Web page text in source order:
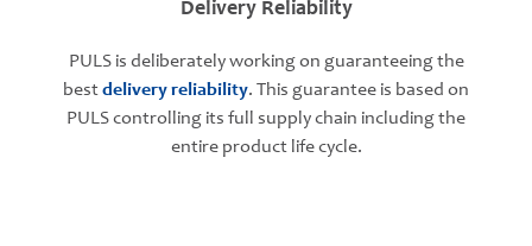
Delivery Reliability
PULS is deliberately working on guaranteeing the
bestdelivery reliability. This guarantee is based on
PULS controlling its full supply chain including the
entire product life cycle.